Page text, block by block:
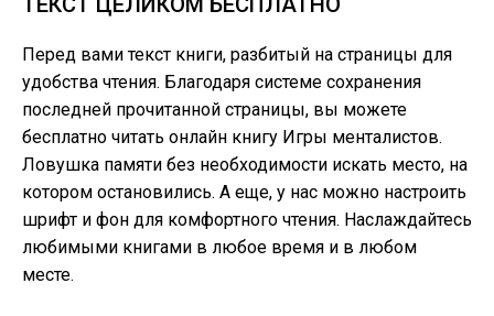
Перед вами текст книги, разбитый на страницы для
удобства чтения. Благодаря системе сохранения
последней прочитанной страницы, вы можете
бесплатно читать онлайн книгу Игры менталистов.
Ловушка памяти без необходимости искать место, на
котором остановились. А еще, у нас можно настроить
шрифт и фон для комфортного чтения. Наслаждайтесь
любимыми книгами в любое время и в любом
месте.